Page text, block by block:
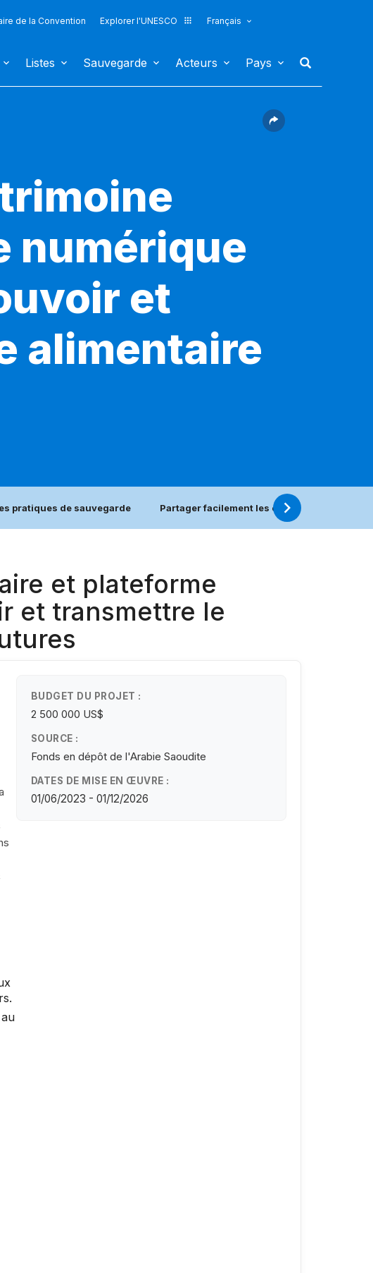
de la Convention Explorer l'UNESCO
Français
Listes Sauvegarde Acteurs Pays
numérique
et
alimentaire
pratiques de sauvegarde Partager facilement les expériences de
et plateforme
et transmettre le
BUDGET DU PROJET :
2 500 000 US$
SOURCE :
Fonds en dépôt de l'Arabie Saoudite
DATES DE MISE EN ŒUVRE :
01/06/2023 - 01/12/2026